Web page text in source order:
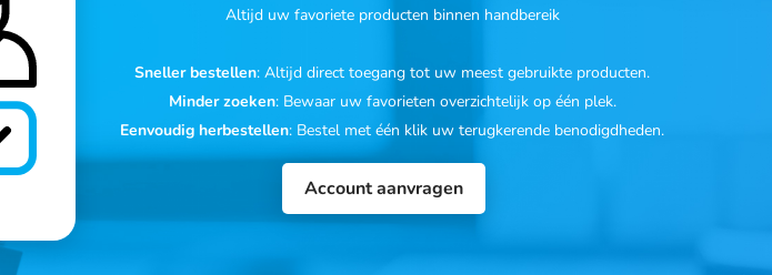
Altijd uw favoriete producten binnen handbereik
Sneller bestellen: Altijd direct toegang tot uw meest gebruikte producten.
Minder zoeken: Bewaar uw favorieten overzichtelijk op één plek.
Eenvoudig herbestellen: Bestel met één klik uw terugkerende benodigdheden.
Account aanvragen